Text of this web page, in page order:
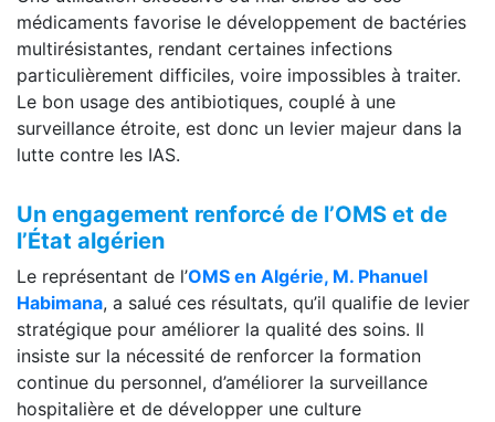
médicaments favorise le développement de bactéries
multirésistantes, rendant certaines infections
particulièrement difficiles, voire impossibles à traiter.
Le bon usage des antibiotiques, couplé à une
surveillance étroite, est donc un levier majeur dans la
lutte contre les IAS.
Un engagement renforcé de l’OMS et de
l’État algérien
Le représentant de l’OMS en Algérie, M. Phanuel
Habimana, a salué ces résultats, qu’il qualifie de levier
stratégique pour améliorer la qualité des soins. Il
insiste sur la nécessité de renforcer la formation
continue du personnel, d’améliorer la surveillance
hospitalière et de développer une culture